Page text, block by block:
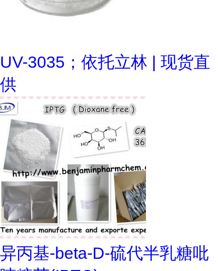
UV-3035；依托立林 | 现货直
供
异丙基-beta-D-硫代半乳糖吡